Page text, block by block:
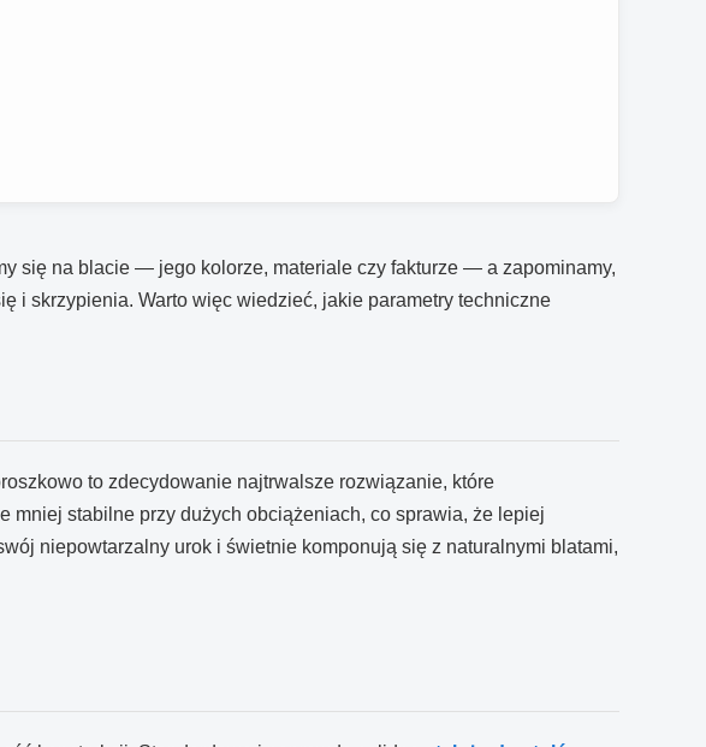
się na blacie — jego kolorze, materiale czy fakturze — a zapominamy,
i skrzypienia. Warto więc wiedzieć, jakie parametry techniczne
to zdecydowanie najtrwalsze rozwiązanie, które
mniej stabilne przy dużych obciążeniach, co sprawia, że lepiej
niepowtarzalny urok i świetnie komponują się z naturalnymi blatami,